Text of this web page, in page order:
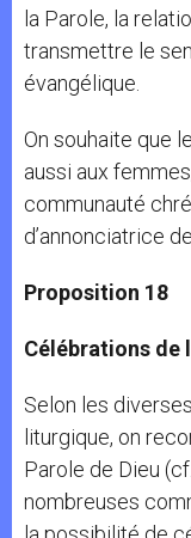
la Parole, la
transmettre le
évangélique.
On souhaite que
aussi aux
communauté
d’annonciatrice
Proposition 18
Célébrations de
Selon les
liturgique, on
Parole de Dieu (cf.
nombreuses